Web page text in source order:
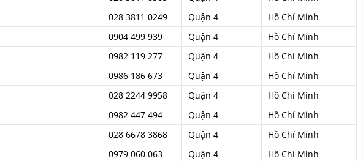
028 3811 0249 Quận 4
Hồ Chí Minh
0904 499 939 Quận 4
Hồ Chí Minh
0982 119 277 Quận 4
Hồ Chí Minh
0986 186 673 Quận 4
Hồ Chí Minh
028 2244 9958 Quận 4
Hồ Chí Minh
0982 447 494 Quận 4
Hồ Chí Minh
028 6678 3868 Quận 4
Hồ Chí Minh
0979 060 063 Quận 4
Hồ Chí Minh